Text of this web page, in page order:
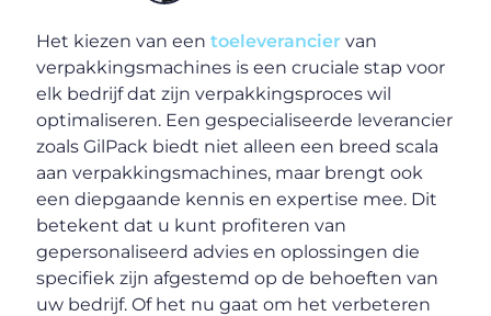
Het kiezen van een toeleverancier van
verpakkingsmachines is een cruciale stap voor
elk bedrijf dat zijn verpakkingsproces wil
optimaliseren. Een gespecialiseerde leverancier
zoals GilPack biedt niet alleen een breed scala
aan verpakkingsmachines, maar brengt ook
een diepgaande kennis en expertise mee. Dit
betekent dat u kunt profiteren van
gepersonaliseerd advies en oplossingen die
specifiek zijn afgestemd op de behoeften van
uw bedrijf. Of het nu gaat om het verbeteren